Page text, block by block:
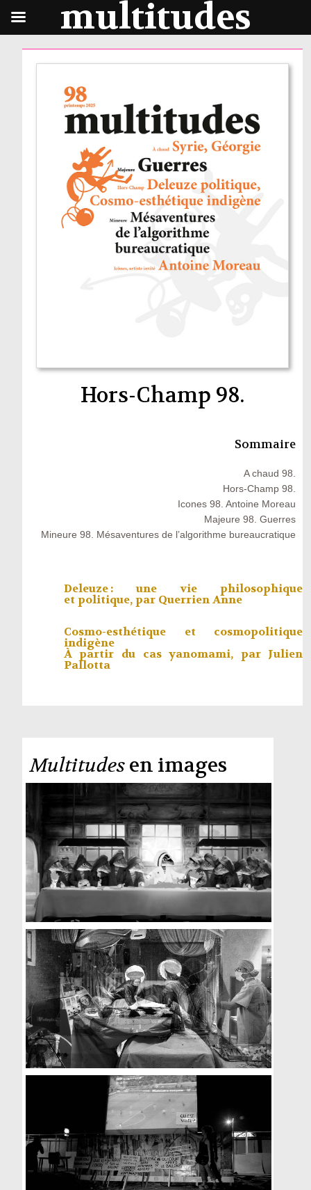
Hors-Champ 98.
Sommaire
A chaud 98.
Hors-Champ 98.
Icones 98. Antoine Moreau
Majeure 98. Guerres
Mineure 98. Mésaventures de l’algorithme bureaucratique
Deleuze : une vie philosophique
et politique, par Querrien Anne
Cosmo-esthétique et cosmopolitique
indigène
À partir du cas yanomami, par Julien
Pallotta
Multitudesen images
multitudes